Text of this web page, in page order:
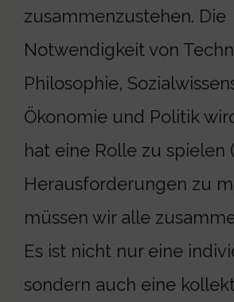
zusammenzustehen. Die
Notwendigkeit von
Philosophie,
Ökonomie und Politik
hat eine Rolle zu spielen
Herausforderungen zu
müssen wir alle
Es ist nicht nur eine
sondern auch eine